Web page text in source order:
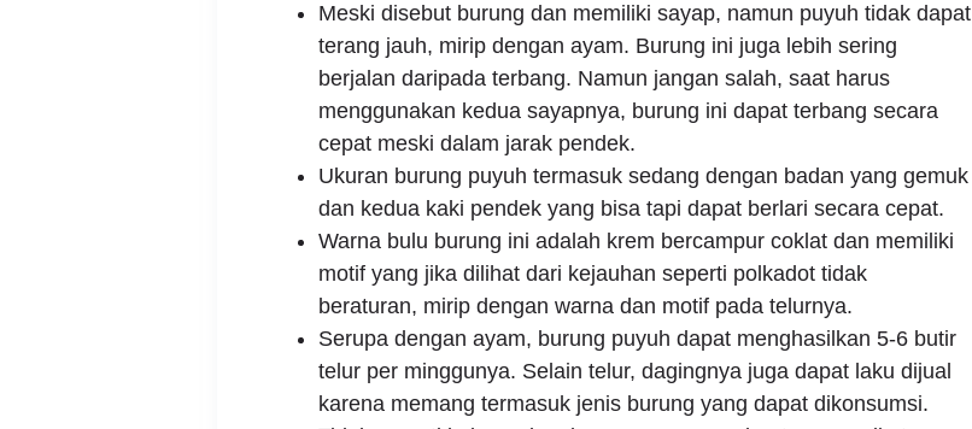
Meski disebut burung dan memiliki sayap, namun puyuh tidak dapat
terang jauh, mirip dengan ayam. Burung ini juga lebih sering
berjalan daripada terbang. Namun jangan salah, saat harus
menggunakan kedua sayapnya, burung ini dapat terbang secara
cepat meski dalam jarak pendek.
Ukuran burung puyuh termasuk sedang dengan badan yang gemuk
dan kedua kaki pendek yang bisa tapi dapat berlari secara cepat.
Warna bulu burung ini adalah krem bercampur coklat dan memiliki
motif yang jika dilihat dari kejauhan seperti polkadot tidak
beraturan, mirip dengan warna dan motif pada telurnya.
Serupa dengan ayam, burung puyuh dapat menghasilkan 5-6 butir
telur per minggunya. Selain telur, dagingnya juga dapat laku dijual
karena memang termasuk jenis burung yang dapat dikonsumsi.